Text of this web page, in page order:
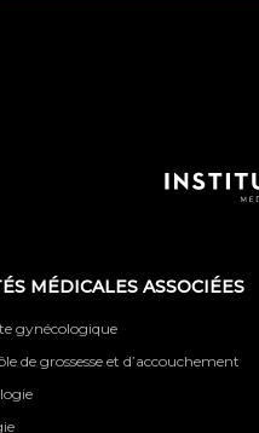
MÉDICALES ASSOCIÉES
gynécologique
de grossesse et d’accouchement